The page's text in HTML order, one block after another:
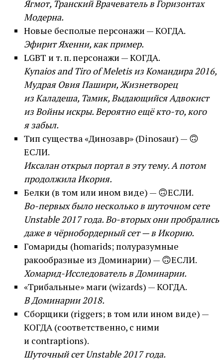
Ягмот, Транский Врачеватель в Горизонтах
Модерна.
Новые бесполые персонажи — КОГДА.
Эфирит Яхенни, как пример.
LGBT и т. п. персонажи — КОГДА.
Kynaios and Tiro of Meletis из Командира 2016,
Мудрая Овия Пашири, Жизнетворец
из Каладеша, Тамик, Выдающийся Адвокист
из Войны искры. Вероятно ещё кто-то, кого
я забыл.
Тип существа «Динозавр» (Dinosaur) — 🙃
ЕСЛИ.
Иксалан открыл портал в эту тему. А потом
продолжила Икория.
Белки (в том или ином виде) — 🙃ЕСЛИ.
Во-первых было несколько в шуточном сете
Unstable 2017 года. Во-вторых они пробрались
даже в чёрнобордерный сет — в Икорию.
Гомариды (homarids; полуразумные
ракообразные из Доминарии) — 🙃ЕСЛИ.
Хомарид-Исследователь в Доминарии.
«Трибальные» маги (wizards) — КОГДА.
В Доминарии 2018.
Сборщики (riggers; в том или ином виде) —
КОГДА (соответственно, с ними
и contraptions).
Шуточный сет Unstable 2017 года.